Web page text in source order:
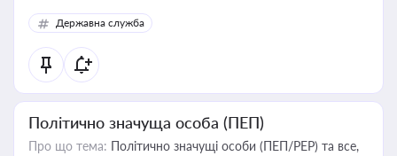
Державна служба
Політично значуща особа (ПЕП)
Про що тема: Політично значущі особи (ПЕП/PEP) та все,